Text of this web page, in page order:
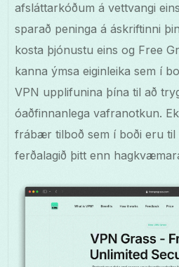
afsláttarkóðum á vettvangi
sparað peninga á áskriftinni
kosta þjónustu eins og Free
kanna ýmsa eiginleika sem í
VPN upplifunina þína til að
óaðfinnanlega vafranotkun.
frábær tilboð sem í boði eru til
ferðalagið þitt enn